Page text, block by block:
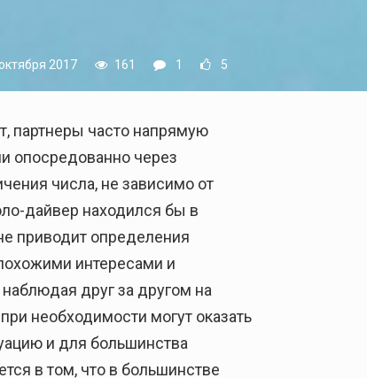
2017 161 1 5
партнеры часто напрямую
опосредованно через
числа, не зависимо от
дайвер находился бы в
приводит определения
интересами и
друг за другом на
необходимости могут оказать
и для большинства
в том, что в большинстве